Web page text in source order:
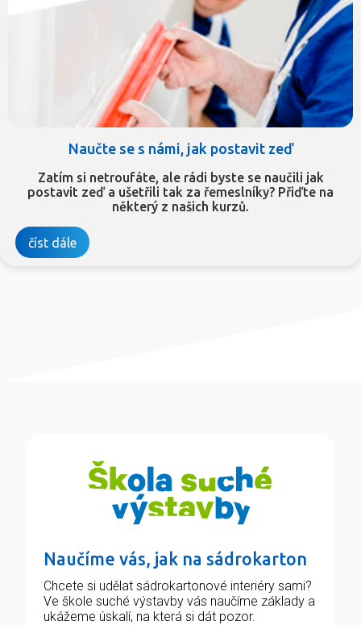
Naučte se s námi, jak postavit zeď
Zatím si netroufáte, ale rádi byste se naučili jak
postavit zeď a ušetřili tak za řemeslníky? Přiďte na
některý z našich kurzů.
číst dále
Naučíme vás, jak na sádrokarton
Chcete si udělat sádrokartonové interiéry sami?
Ve škole suché výstavby vás naučíme základy a
ukážeme úskalí, na která si dát pozor.